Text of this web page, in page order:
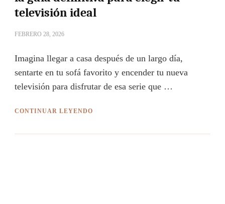
televisión ideal
FEBRERO 28, 2026
Imagina llegar a casa después de un largo día,
sentarte en tu sofá favorito y encender tu nueva
televisión para disfrutar de esa serie que …
CONTINUAR LEYENDO